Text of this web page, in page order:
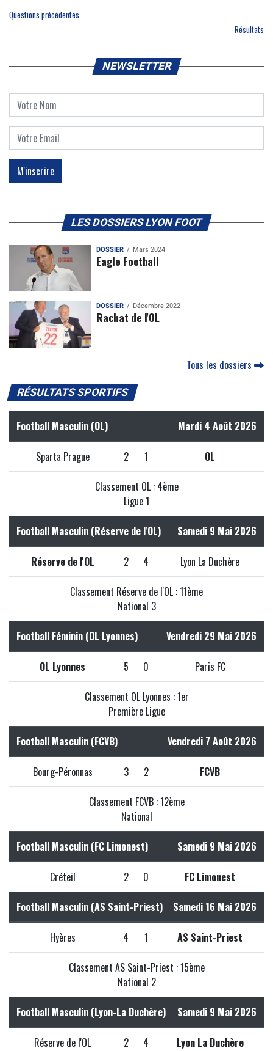
Questions précédentes
Résultats
NEWSLETTER
LES DOSSIERS LYON FOOT
DOSSIER Mars 2024
Eagle Football
DOSSIER Décembre 2022
Rachat de l'OL
Tous les dossiers
RÉSULTATS SPORTIFS
Football Masculin (OL) Mardi 4 Août 2026
Sparta Prague 2 1 OL
Classement OL : 4ème
Ligue 1
Football Masculin (Réserve de l'OL) Samedi 9 Mai 2026
Réserve de l'OL 2 4 Lyon La Duchère
Classement Réserve de l'OL : 11ème
National 3
Football Féminin (OL Lyonnes) Vendredi 29 Mai 2026
OL Lyonnes 5 0 Paris FC
Classement OL Lyonnes : 1er
Première Ligue
Football Masculin (FCVB) Vendredi 7 Août 2026
Bourg-Péronnas 3 2 FCVB
Classement FCVB : 12ème
National
Football Masculin (FC Limonest) Samedi 9 Mai 2026
Créteil 2 0 FC Limonest
Football Masculin (AS Saint-Priest) Samedi 16 Mai 2026
Hyères 4 1 AS Saint-Priest
Classement AS Saint-Priest : 15ème
National 2
Football Masculin (Lyon-La Duchère) Samedi 9 Mai 2026
Réserve de l'OL 2 4 Lyon La Duchère